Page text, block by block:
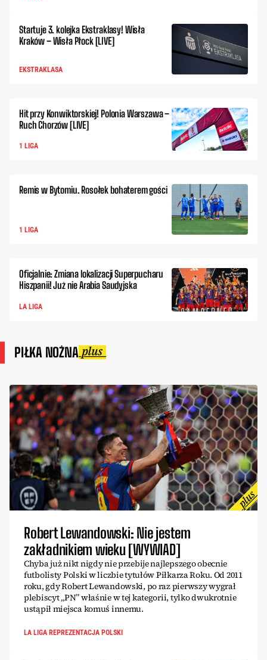
Startuje 3. kolejka Ekstraklasy! Wisła
Kraków – Wisła Płock [LIVE]
EKSTRAKLASA
Hit przy Konwiktorskiej! Polonia Warszawa –
Ruch Chorzów [LIVE]
1 LIGA
Remis w Bytomiu. Rosołek bohaterem gości
1 LIGA
Oficjalnie: Zmiana lokalizacji Superpucharu
Hiszpanii! Już nie Arabia Saudyjska
LA LIGA
PIŁKA NOŻNA
Robert Lewandowski: Nie jestem
zakładnikiem wieku [WYWIAD]
Chyba już nikt nigdy nie przebije najlepszego obecnie
futbolisty Polski w liczbie tytułów Piłkarza Roku. Od 2011
roku, gdy Robert Lewandowski, po raz pierwszy wygrał
plebiscyt „PN” właśnie w tej kategorii, tylko dwukrotnie
ustąpił miejsca komuś innemu.
LA LIGA REPREZENTACJA POLSKI